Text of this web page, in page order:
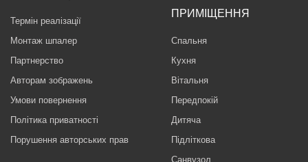
Термін реалізації
Монтаж шпалер
Партнерство
Авторам зображень
Умови повернення
Політика приватності
Порушення авторських прав
ПРИМІЩЕННЯ
Спальня
Кухня
Вітальня
Передпокій
Дитяча
Підліткова
Санвузол